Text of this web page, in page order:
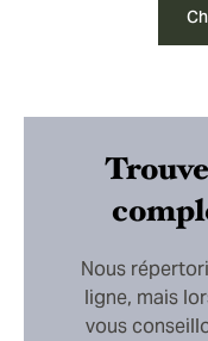
Nous
ligne, mais
vous